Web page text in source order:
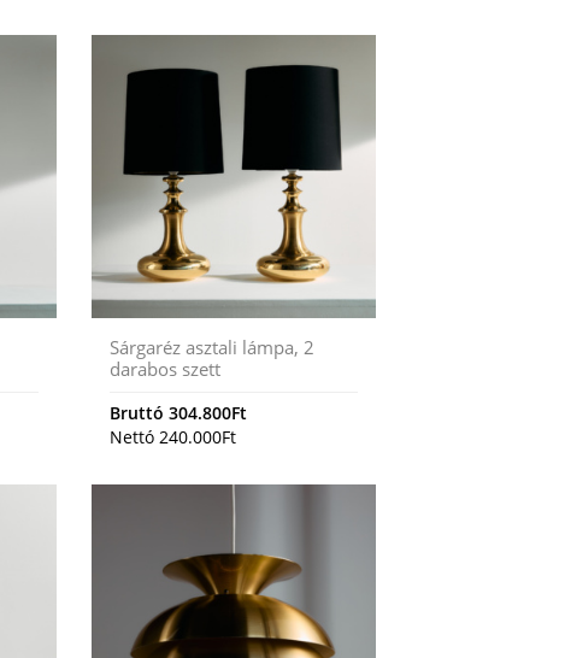
Sárgaréz asztali lámpa, 2
darabos szett
Bruttó304.800Ft
Nettó240.000Ft